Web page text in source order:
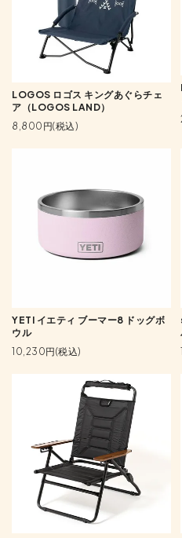
LOGOS ロゴス キングあぐらチェ
ア（LOGOS LAND）
8,800円(税込)
YETI イエティ ブーマー8 ドッグボ
ウル
10,230円(税込)